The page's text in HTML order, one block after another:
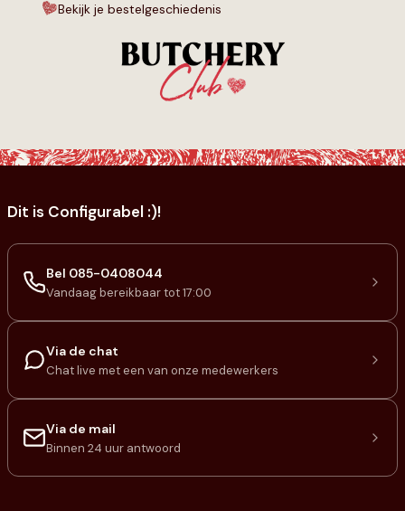
Bekijk je bestelgeschiedenis
Dit is Configurabel :)!
Bel 085-0408044
Vandaag bereikbaar tot 17:00
Via de chat
Chat live met een van onze medewerkers
Via de mail
Binnen 24 uur antwoord